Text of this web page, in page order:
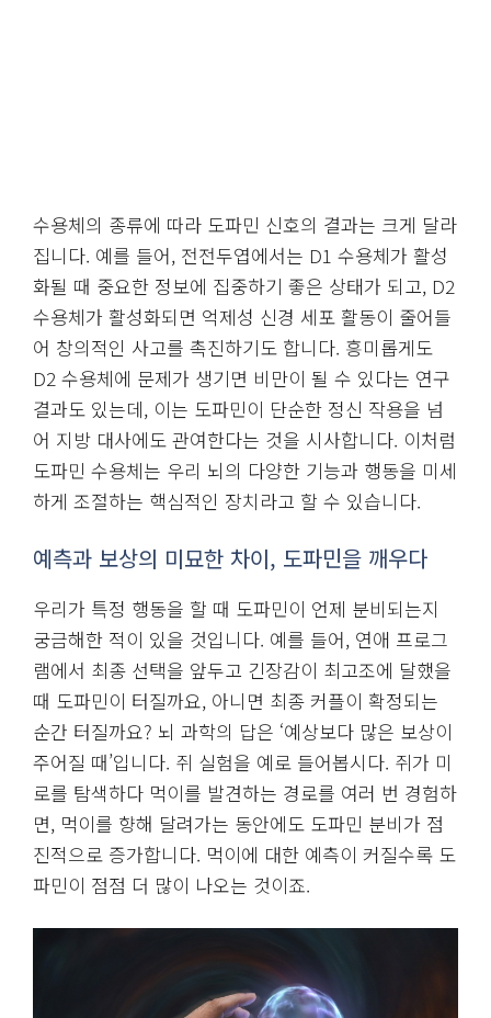
수용체의 종류에 따라 도파민 신호의 결과는 크게 달라
집니다. 예를 들어, 전전두엽에서는 D1 수용체가 활성
화될 때 중요한 정보에 집중하기 좋은 상태가 되고, D2
수용체가 활성화되면 억제성 신경 세포 활동이 줄어들
어 창의적인 사고를 촉진하기도 합니다. 흥미롭게도
D2 수용체에 문제가 생기면 비만이 될 수 있다는 연구
결과도 있는데, 이는 도파민이 단순한 정신 작용을 넘
어 지방 대사에도 관여한다는 것을 시사합니다. 이처럼
도파민 수용체는 우리 뇌의 다양한 기능과 행동을 미세
하게 조절하는 핵심적인 장치라고 할 수 있습니다.
예측과 보상의 미묘한 차이, 도파민을 깨우다
우리가 특정 행동을 할 때 도파민이 언제 분비되는지
궁금해한 적이 있을 것입니다. 예를 들어, 연애 프로그
램에서 최종 선택을 앞두고 긴장감이 최고조에 달했을
때 도파민이 터질까요, 아니면 최종 커플이 확정되는
순간 터질까요? 뇌 과학의 답은 ‘예상보다 많은 보상이
주어질 때’입니다. 쥐 실험을 예로 들어봅시다. 쥐가 미
로를 탐색하다 먹이를 발견하는 경로를 여러 번 경험하
면, 먹이를 향해 달려가는 동안에도 도파민 분비가 점
진적으로 증가합니다. 먹이에 대한 예측이 커질수록 도
파민이 점점 더 많이 나오는 것이죠.